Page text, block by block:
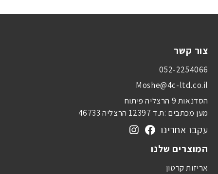
צור קשר
052-2254066
Moshe@4c-ltd.co.il
הסדנאות 9 הרצליה פיתוח
מען מכתבים :ת.ד 12397 הרצליה 46733
עקבו אחרינו
המוצרים שלנו
אריזות קרטון